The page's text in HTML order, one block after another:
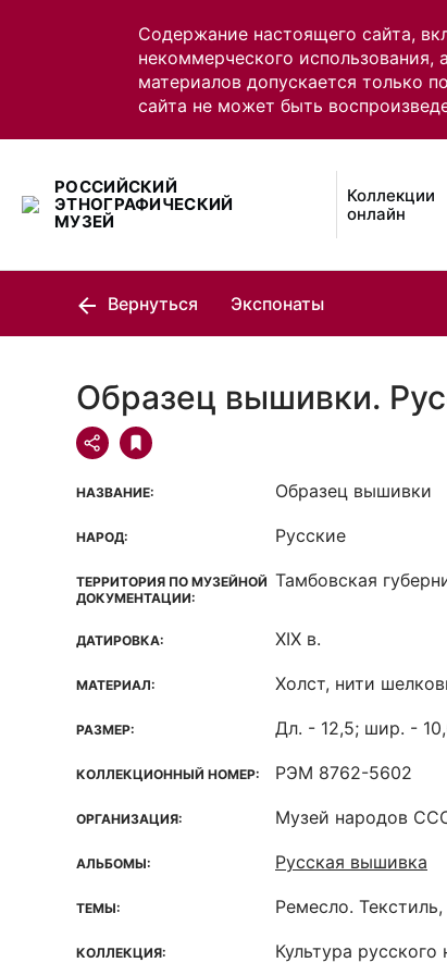
Содержание настоящего сайта,
некоммерческого
материалов допускается только
сайта не может быть
РОССИЙСКИЙ
ЭТНОГРАФИЧЕСКИЙ
МУЗЕЙ
Коллекции
онлайн
Вернуться Экспонаты
Образец вышивки.
НАЗВАНИЕ: Образец вышивки
НАРОД: Русские
ТЕРРИТОРИЯ ПО МУЗЕЙНОЙ
ДОКУМЕНТАЦИИ:
Тамбовская
ДАТИРОВКА: XIX в.
МАТЕРИАЛ: Холст, нити
РАЗМЕР: Дл. - 12,5; шир. -
КОЛЛЕКЦИОННЫЙ НОМЕР: РЭМ 8762-5602
ОРГАНИЗАЦИЯ: Музей народов
АЛЬБОМЫ: Русская вышивка
ТЕМЫ: Ремесло.
КОЛЛЕКЦИЯ: Культура русского